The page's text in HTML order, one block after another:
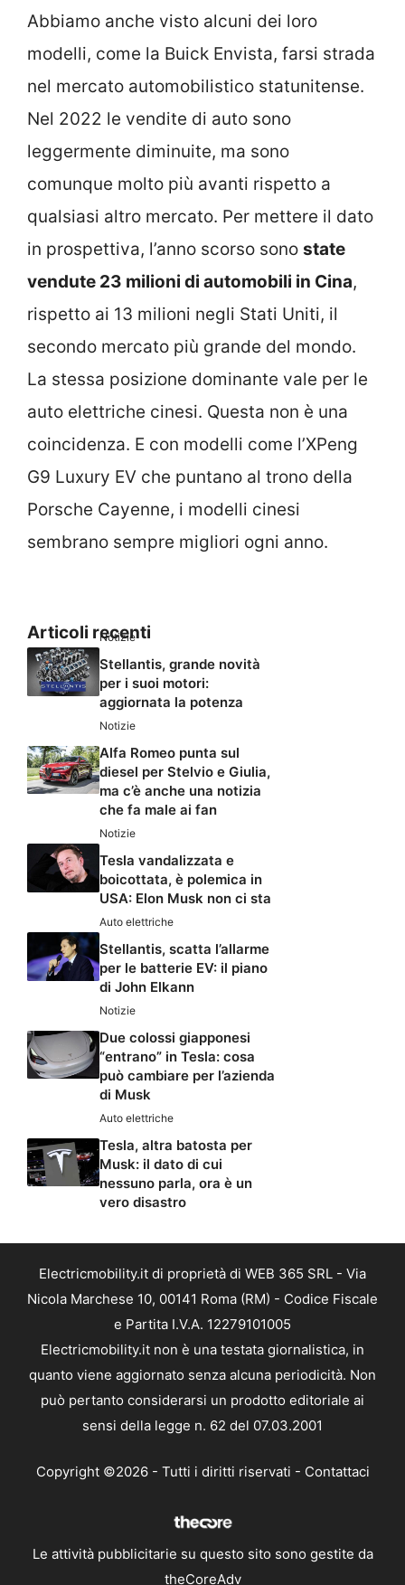
Abbiamo anche visto alcuni dei loro
modelli, come la Buick Envista, farsi strada
nel mercato automobilistico statunitense.
Nel 2022 le vendite di auto sono
leggermente diminuite, ma sono
comunque molto più avanti rispetto a
qualsiasi altro mercato. Per mettere il dato
in prospettiva, l’anno scorso sono state
vendute 23 milioni di automobili in Cina,
rispetto ai 13 milioni negli Stati Uniti, il
secondo mercato più grande del mondo.
La stessa posizione dominante vale per le
auto elettriche cinesi. Questa non è una
coincidenza. E con modelli come l’XPeng
G9 Luxury EV che puntano al trono della
Porsche Cayenne, i modelli cinesi
sembrano sempre migliori ogni anno.
Articoli recenti
Notizie
Stellantis, grande novità
per i suoi motori:
aggiornata la potenza
Notizie
Alfa Romeo punta sul
diesel per Stelvio e Giulia,
ma c’è anche una notizia
che fa male ai fan
Notizie
Tesla vandalizzata e
boicottata, è polemica in
USA: Elon Musk non ci sta
Auto elettriche
Stellantis, scatta l’allarme
per le batterie EV: il piano
di John Elkann
Notizie
Due colossi giapponesi
“entrano” in Tesla: cosa
può cambiare per l’azienda
di Musk
Auto elettriche
Tesla, altra batosta per
Musk: il dato di cui
nessuno parla, ora è un
vero disastro
Electricmobility.it di proprietà di WEB 365 SRL - Via
Nicola Marchese 10, 00141 Roma (RM) - Codice Fiscale
e Partita I.V.A. 12279101005
Electricmobility.it non è una testata giornalistica, in
quanto viene aggiornato senza alcuna periodicità. Non
può pertanto considerarsi un prodotto editoriale ai
sensi della legge n. 62 del 07.03.2001
Copyright ©2026 - Tutti i diritti riservati - Contattaci
Le attività pubblicitarie su questo sito sono gestite da
theCoreAdv